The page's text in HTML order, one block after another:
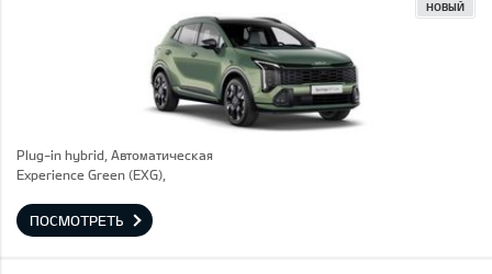
НОВЫЙ
Plug-in hybrid, Автоматическая
Experience Green (EXG),
ПОСМОТРЕТЬ